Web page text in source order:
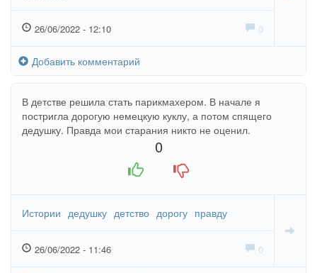
26/06/2022 - 12:10 0
Добавить комментарий
В детстве решила стать парикмахером. В начале я
постригла дорогую немецкую куклу, а потом спящего
дедушку. Правда мои старания никто не оценил.
0
Истории дедушку детство дорогу правду
26/06/2022 - 11:46 0